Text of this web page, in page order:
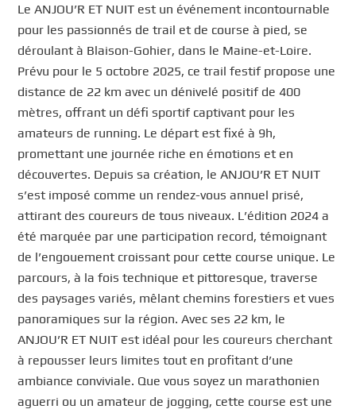
Le ANJOU’R ET NUIT est un événement incontournable
pour les passionnés de trail et de course à pied, se
déroulant à Blaison-Gohier, dans le Maine-et-Loire.
Prévu pour le 5 octobre 2025, ce trail festif propose une
distance de 22 km avec un dénivelé positif de 400
mètres, offrant un défi sportif captivant pour les
amateurs de running. Le départ est fixé à 9h,
promettant une journée riche en émotions et en
découvertes. Depuis sa création, le ANJOU’R ET NUIT
s’est imposé comme un rendez-vous annuel prisé,
attirant des coureurs de tous niveaux. L’édition 2024 a
été marquée par une participation record, témoignant
de l’engouement croissant pour cette course unique. Le
parcours, à la fois technique et pittoresque, traverse
des paysages variés, mêlant chemins forestiers et vues
panoramiques sur la région. Avec ses 22 km, le
ANJOU’R ET NUIT est idéal pour les coureurs cherchant
à repousser leurs limites tout en profitant d’une
ambiance conviviale. Que vous soyez un marathonien
aguerri ou un amateur de jogging, cette course est une